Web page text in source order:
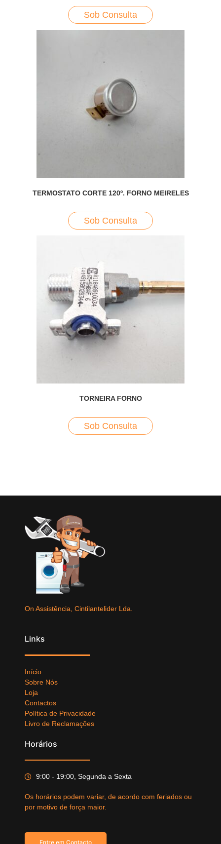
Sob Consulta
TERMOSTATO CORTE 120º. FORNO MEIRELES
Sob Consulta
TORNEIRA FORNO
Sob Consulta
On Assistência, Cintilantelider Lda.
Links
Início
Sobre Nós
Loja
Contactos
Política de Privacidade
Livro de Reclamações
Horários
9:00 - 19:00, Segunda a Sexta
Os horários podem variar, de acordo com feriados ou
por motivo de força maior.
Entre em Contacto